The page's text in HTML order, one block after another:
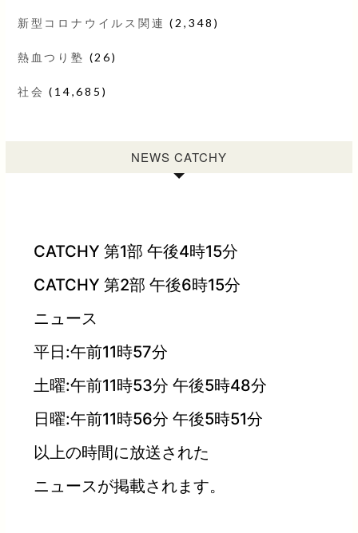
新型コロナウイルス関連 (2,348)
熱血つり塾 (26)
社会 (14,685)
NEWS CATCHY
CATCHY 第1部 午後4時15分
CATCHY 第2部 午後6時15分
ニュース
平日:午前11時57分
土曜:午前11時53分 午後5時48分
日曜:午前11時56分 午後5時51分
以上の時間に放送された
ニュースが掲載されます。